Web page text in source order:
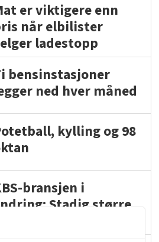
er viktigere enn
når elbilister
ladestopp
bensinstasjoner
ned hver måned
kylling og 98
bransjen i
Stadig større